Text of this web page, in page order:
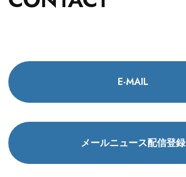
E-MAIL
メールニュース配信登録